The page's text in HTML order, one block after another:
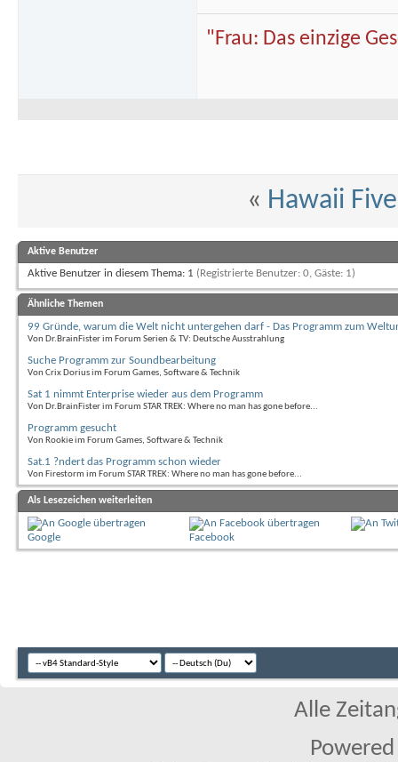
"Frau: Das einzige
« Hawaii
Aktive Benutzer
Aktive Benutzer in diesem Thema: 1 (Registrierte Benutzer: 0, Gäste: 1)
Ähnliche Themen
99 Gründe, warum die Welt nicht untergehen darf - Das Programm zum
Von Dr.BrainFister im Forum Serien & TV: Deutsche Ausstrahlung
Suche Programm zur Soundbearbeitung
Von Crix Dorius im Forum Games, Software & Technik
Sat 1 nimmt Enterprise wieder aus dem Programm
Von Dr.BrainFister im Forum STAR TREK: Where no man has gone before...
Programm gesucht
Von Rookie im Forum Games, Software & Technik
Sat.1 ?ndert das Programm schon wieder
Von Firestorm im Forum STAR TREK: Where no man has gone before...
Als Lesezeichen weiterleiten
Google Facebook
Alle